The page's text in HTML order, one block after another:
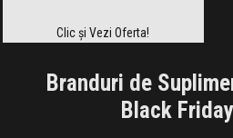
Clic și Vezi Oferta!
Branduri de
Black